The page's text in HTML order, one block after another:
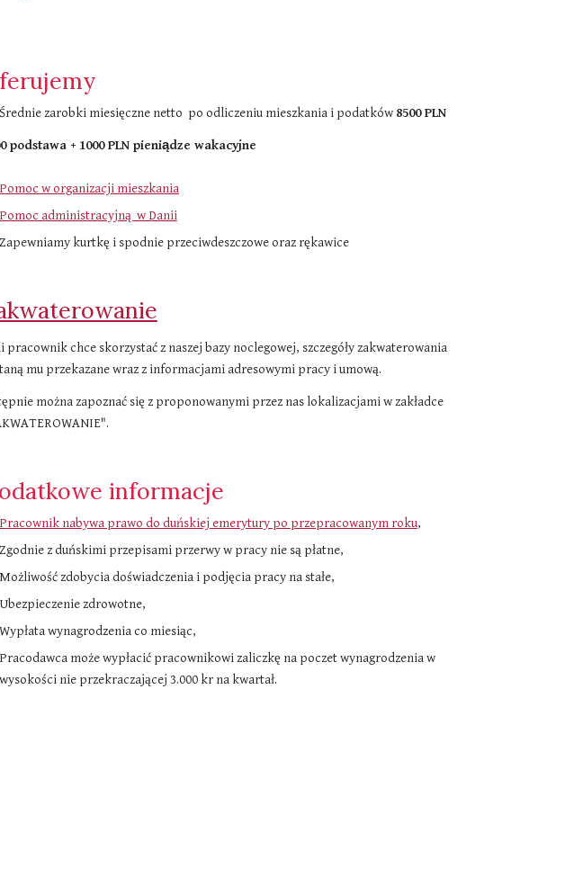
Średnie zarobki miesięczne netto po odliczeniu mieszkania i podatków​ 8500 PLN
podstawa + 1000 PLN pieniądze wakacyjne
Pomoc w organizacji mieszkania
Pomoc administracyjną w Danii
Zapewniamy kurtkę i spodnie przeciwdeszczowe oraz rękawice
pracownik chce skorzystać z naszej bazy noclegowej, szczegóły zakwaterowania
mu przekazane wraz z informacjami adresowymi pracy i umową.
można zapoznać się z proponowanymi przez nas lokalizacjami w zakładce
informacje
Pracownik nabywa prawo do duńskiej emerytury po przepracowanym roku,
Zgodnie z duńskimi przepisami przerwy w pracy nie są płatne,
Możliwość zdobycia doświadczenia i podjęcia pracy na stałe,
Ubezpieczenie zdrowotne,
Wypłata wynagrodzenia co miesiąc,
Pracodawca może wypłacić pracownikowi zaliczkę na poczet wynagrodzenia w
wysokości nie przekraczającej 3.000 kr na kwartał.